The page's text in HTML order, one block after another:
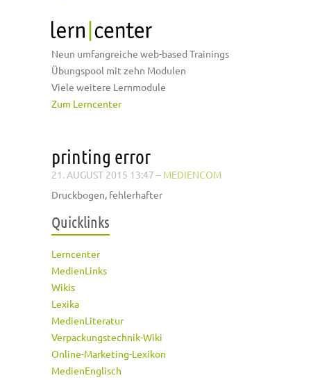
Neun umfangreiche web-based Trainings
Übungspool mit zehn Modulen
Viele weitere Lernmodule
Zum Lerncenter
printing error
21. AUGUST 2015 13:47 – MEDIENCOM
Druckbogen, fehlerhafter
Quicklinks
Lerncenter
MedienLinks
Wikis
Lexika
MedienLiteratur
Verpackungstechnik-Wiki
Online-Marketing-Lexikon
MedienEnglisch